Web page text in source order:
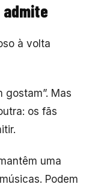
admite
à volta
gostam”. Mas
os fãs
uma
Podem